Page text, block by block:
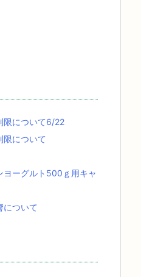
限について6/22
限について
ヨーグルト500ｇ用キャ
について